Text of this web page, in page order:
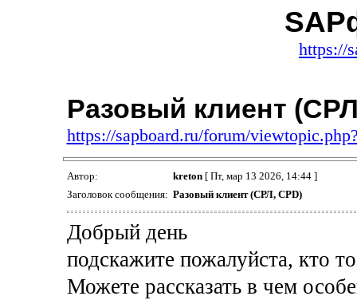
https://
Разовый клиент
https://sapboard.ru/forum/
Автор: kreton[ Пт, мар 13 2026, 14:44 ]
Заголовок сообщения: Разовый клиент (СРЛ, CPD)
Добрый день
подскажите пожалуйста, кто
Можете рассказать в чем